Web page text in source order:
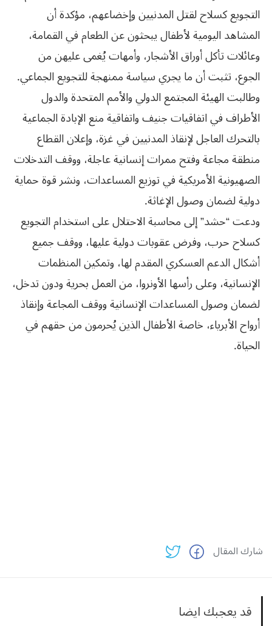
التجويع كسلاح لقتل المدنيين وإخضاعهم، مؤكدة أن
المشاهد اليومية لأطفال يبحثون عن الطعام في القمامة،
وعائلات تأكل أوراق الأشجار، وأمهات يُغمى عليهن من
الجوع، تثبت أن ما يجري سياسة ممنهجة للتجويع الجماعي.
وطالبت الهيئة المجتمع الدولي والأمم المتحدة والدول
الأطراف في اتفاقيات جنيف واتفاقية منع الإبادة الجماعية
بالتحرك العاجل لإنقاذ المدنيين في غزة، وإعلان القطاع
منطقة مجاعة وفتح ممرات إنسانية عاجلة، ووقف التدخلات
الصهيونية الأمريكية في توزيع المساعدات، ونشر قوة حماية
دولية لضمان وصول الإغاثة.
ودعت “حشد” إلى محاسبة الاحتلال على استخدام التجويع
كسلاح حرب، وفرض عقوبات دولية عليها، ووقف جميع
أشكال الدعم العسكري المقدم لها، وتمكين المنظمات
الإنسانية، وعلى رأسها الأونروا، من العمل بحرية ودون تدخل،
لضمان وصول المساعدات الإنسانية ووقف المجاعة وإنقاذ
أرواح الأبرياء، خاصة الأطفال الذين يُحرمون من حقهم في
الحياة.
شارك المقال
قد يعجبك ايضا